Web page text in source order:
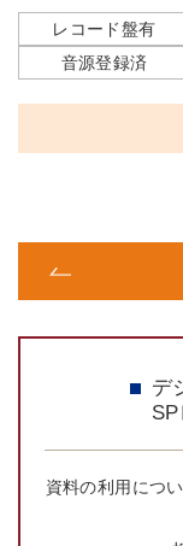
レコード盤有
音源登録済
デ
資料の利用につ